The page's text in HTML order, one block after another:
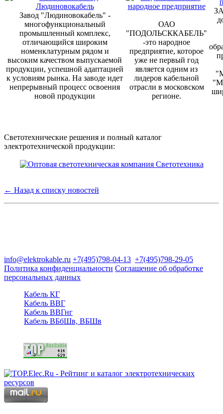
Завод "Людиновокабель" -
многофункциональный
промышленный комплекс,
отличающийся широким
номенклатурным рядом и
высоким качеством выпускаемой
продукции, успешной адаптацией
к условиям рынка. На заводе идет
непрерывный процесс освоения
новой продукции
ОАО
"ПОДОЛЬСККАБЕЛЬ"
-это народное
предприятие, которое
уже не первый год
является одним из
лидеров кабельной
отрасли в московском
регионе.
Светотехнические решения и полный каталог
электротехнической продукции:
← Назад к списку новостей
info@elektrokable.ru +7(495)798-04-13 +7(495)798-29-05
Политика конфиденциальности Соглашение об обработке
персональных данных
Кабель КГ
Кабель ВВГ
Кабель ВВГнг
Кабель ВБбШв, ВБШв